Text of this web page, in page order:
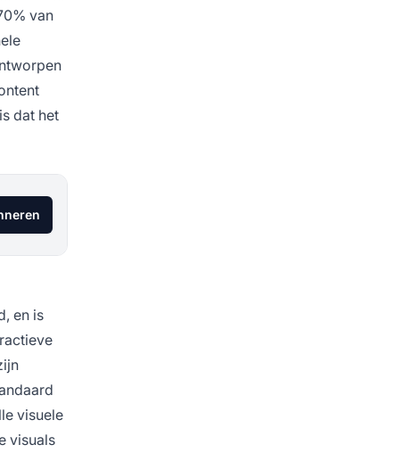
van
dat het
en is
visuele
visuals